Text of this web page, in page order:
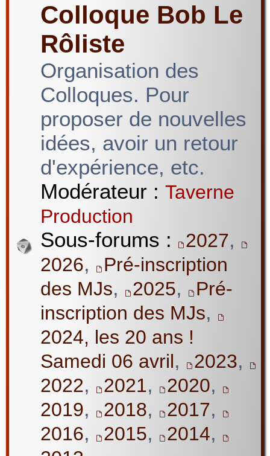
Colloque Bob Le
Rôliste
Organisation des
Colloques. Pour
proposer de nouvelles
idées, avoir un retour
d'expérience, etc.
Modérateur : Taverne
Production
Sous-forums : 2027,
2026,
Pré-inscription
des MJs, 2025,
Pré-
inscription des MJs,
2024, les 20 ans !
Samedi 06 avril, 2023,
2022, 2021, 2020,
2019, 2018, 2017,
2016, 2015, 2014,